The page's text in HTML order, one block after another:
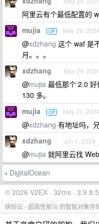
阿里云有个最低配置的
mujia OP May 29, 2024
@xdzhang 这个 waf 是
月。。。
xdzhang May 29,
@mujia 最低那个 2.0
130 多。
mujia OP May 31, 2024
@xdzhang 有地址吗，
xdzhang Jun 1, 2024
@mujia 就阿里云找
› DigitalOcean
© 2026 V2EX · 32ms · 3.9.8.5
缤纷云 - 超高性能🚀 的智能对象存